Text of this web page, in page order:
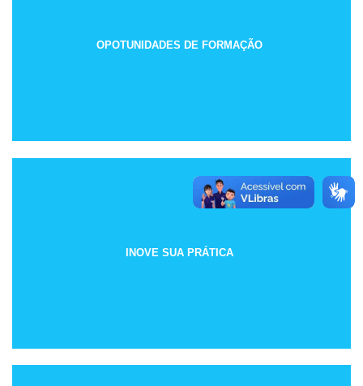
OPOTUNIDADES DE FORMAÇÃO
INOVE SUA PRÁTICA